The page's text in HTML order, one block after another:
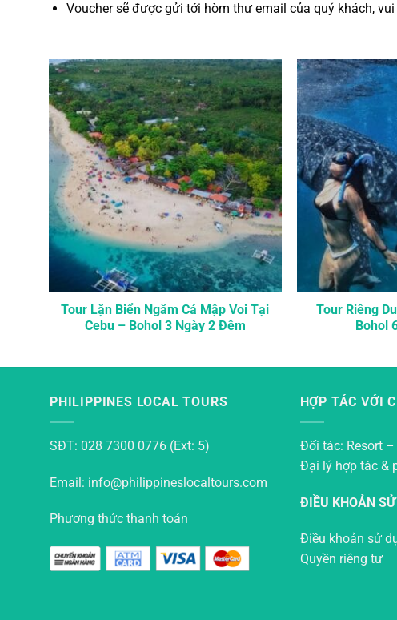
Voucher sẽ được gửi tới hòm thư email của quý khách,
Tour Lặn Biển Ngắm Cá Mập Voi Tại
Cebu – Bohol 3 Ngày 2 Đêm
Tour Riêng
Bohol
PHILIPPINES LOCAL TOURS
SĐT: 028 7300 0776 (Ext: 5)
Email: info@philippineslocaltours.com
Phương thức thanh toán
HỢP TÁC VỚI
Đối tác: Resort
Đại lý hợp tác &
ĐIỀU KHOẢN SỬ
Điều khoản sử
Quyền riêng tư